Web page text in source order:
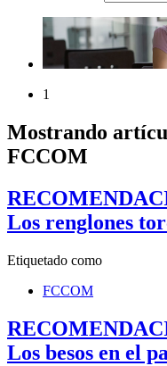
1
Mostrando
FCCOM
Los renglones
Etiquetado como
FCCOM
Los besos en el